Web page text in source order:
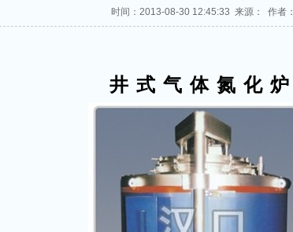
时间：2013-08-30 12:45:33 来源： 作者：
井式气体氮化炉